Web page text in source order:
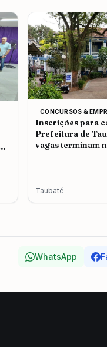
CONCURSOS &
Inscrições para
Prefeitura de
vagas terminam
Taubaté
WhatsApp